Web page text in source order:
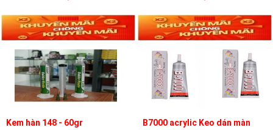
Kem hàn 148 - 60gr
B7000 acrylic Keo dán màn